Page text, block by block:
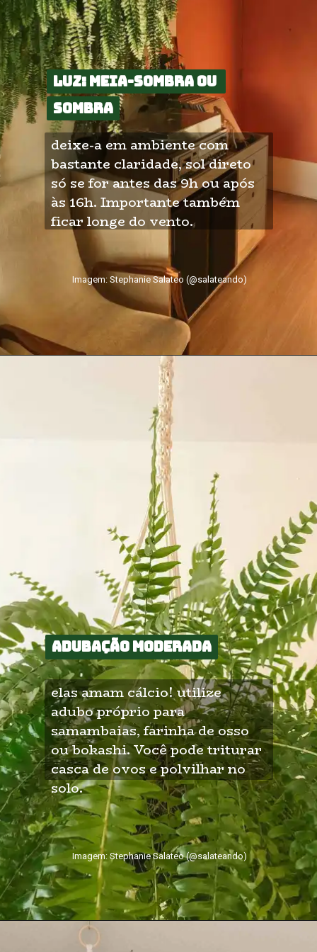
Luz: meia-sombra ou
sombra
Luz: meia-sombra ou
sombra
deixe-a em ambiente com
bastante claridade, sol direto
só se for antes das 9h ou após
às 16h. Importante também
ficar longe do vento.
Imagem: Stephanie Salateo (@salateando)
Adubação moderada
Adubação moderada
elas amam cálcio! utilize
adubo próprio para
samambaias, farinha de osso
ou bokashi. Você pode triturar
casca de ovos e polvilhar no
solo.
Imagem: Stephanie Salateo (@salateando)